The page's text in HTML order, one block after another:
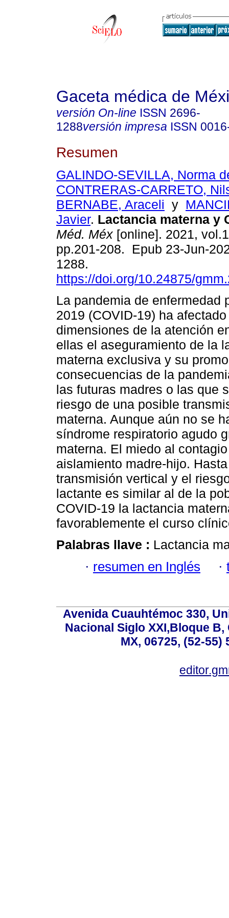
Gaceta médica de
versión On-line ISSN 2696-
1288versión impresa ISSN
Resumen
GALINDO-SEVILLA, Norma
CONTRERAS-CARRETO,
BERNABE, Araceli y
Javier. Lactancia materna y
Méd. Méx [online]. 2021,
pp.201-208. Epub 23-Jun-
1288.
https://doi.org/10.24875/
La pandemia de enfermedad
2019 (COVID-19) ha
dimensiones de la atención
ellas el aseguramiento de la
materna exclusiva y su
consecuencias de la
las futuras madres o las que
riesgo de una posible
materna. Aunque aún no se
síndrome respiratorio agudo
materna. El miedo al
aislamiento madre-hijo.
transmisión vertical y el
lactante es similar al de la
COVID-19 la lactancia
favorablemente el curso
Palabras llave : Lactancia
· resumen en Inglés ·
Avenida Cuauhtémoc 330,
Nacional Siglo XXI,Bloque
MX, 06725, (52-55)